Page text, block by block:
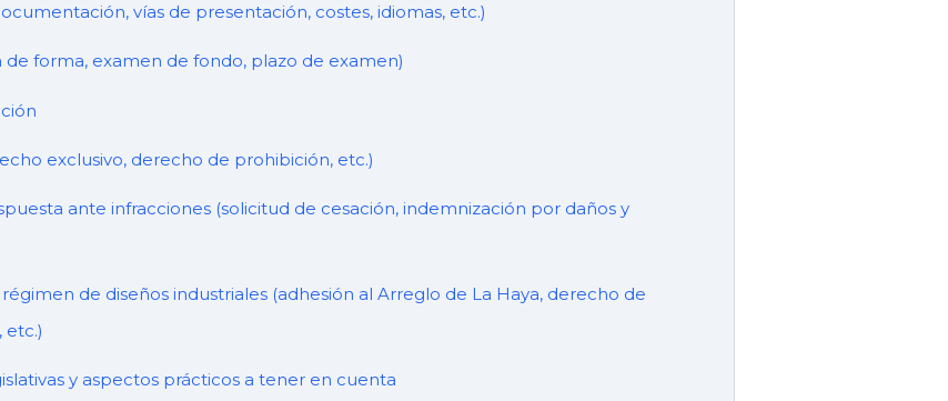
vías de presentación, costes, idiomas, etc.)
forma, examen de fondo, plazo de examen)
exclusivo, derecho de prohibición, etc.)
ante infracciones (solicitud de cesación, indemnización por daños y
de diseños industriales (adhesión al Arreglo de La Haya, derecho de
etc.)
y aspectos prácticos a tener en cuenta